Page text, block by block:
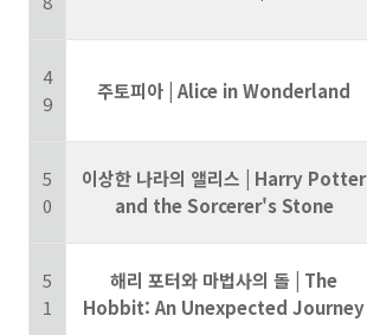
4
9
주토피아 | Alice in Wonderland
5
0
이상한 나라의 앨리스 | Harry Potter
and the Sorcerer's Stone
5
1
해리 포터와 마법사의 돌 | The
Hobbit: An Unexpected Journey